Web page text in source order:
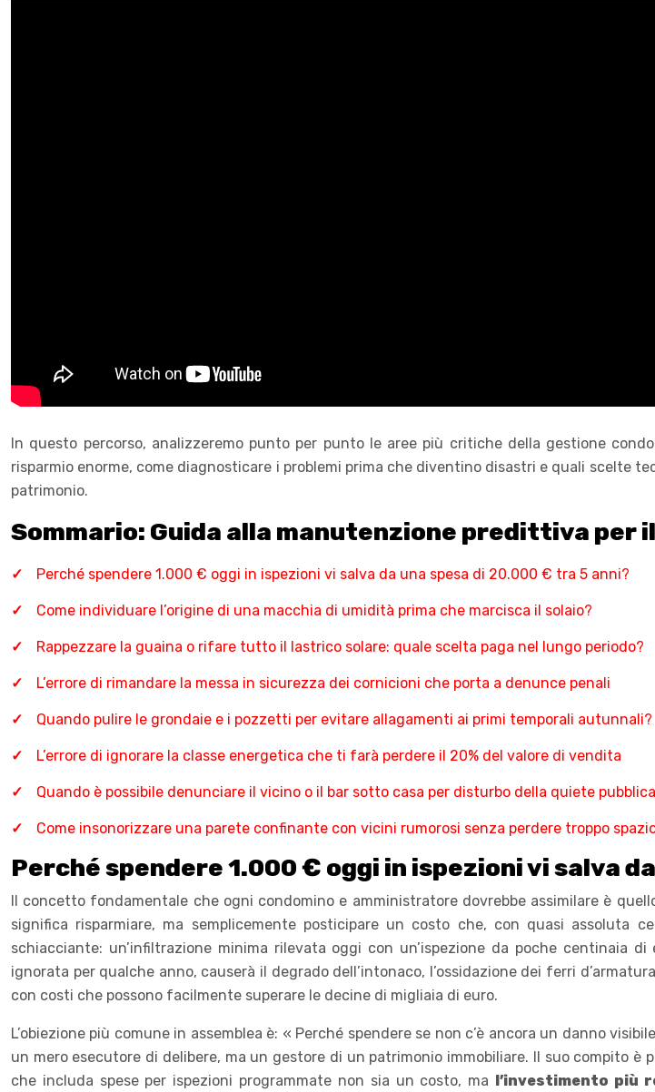
In questo percorso, analizzeremo punto per punto le aree più critiche della gestione
risparmio enorme, come diagnosticare i problemi prima che diventino disastri e quali scelte
patrimonio.
Sommario: Guida alla manutenzione predittiva per
Perché spendere 1.000 € oggi in ispezioni vi salva da una spesa di 20.000 € tra 5 anni?
Come individuare l’origine di una macchia di umidità prima che marcisca il solaio?
Rappezzare la guaina o rifare tutto il lastrico solare: quale scelta paga nel lungo periodo?
L’errore di rimandare la messa in sicurezza dei cornicioni che porta a denunce penali
Quando pulire le grondaie e i pozzetti per evitare allagamenti ai primi temporali autunnali?
L’errore di ignorare la classe energetica che ti farà perdere il 20% del valore di vendita
Quando è possibile denunciare il vicino o il bar sotto casa per disturbo della quiete
Come insonorizzare una parete confinante con vicini rumorosi senza perdere troppo
Perché spendere 1.000 € oggi in ispezioni vi salva
Il concetto fondamentale che ogni condomino e amministratore dovrebbe assimilare è
significa risparmiare, ma semplicemente posticipare un costo che, con quasi
schiacciante: un’infiltrazione minima rilevata oggi con un’ispezione da poche centinaia
ignorata per qualche anno, causerà il degrado dell’intonaco, l’ossidazione dei ferri
con costi che possono facilmente superare le decine di migliaia di euro.
L’obiezione più comune in assemblea è: « Perché spendere se non c’è ancora un danno
un mero esecutore di delibere, ma un gestore di un patrimonio immobiliare. Il suo compito
che includa spese per ispezioni programmate non sia un costo, ma l’investimento più